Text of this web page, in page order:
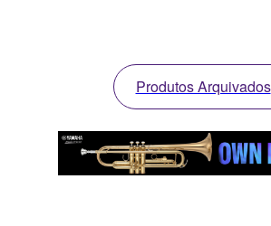
Produtos Arquivados